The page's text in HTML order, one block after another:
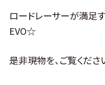
ロードレーサーが満足
EVO☆
是非現物を、ご覧くださ